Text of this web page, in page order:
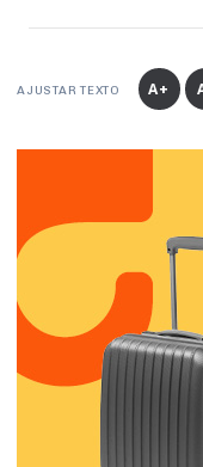
AJUSTAR TEXTO A+